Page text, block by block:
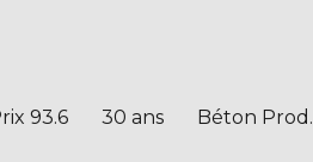
93.6 30 ans Béton Prod.